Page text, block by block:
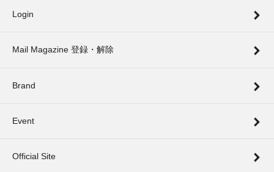
Login
Mail Magazine 登録・解除
Brand
Event
Official Site